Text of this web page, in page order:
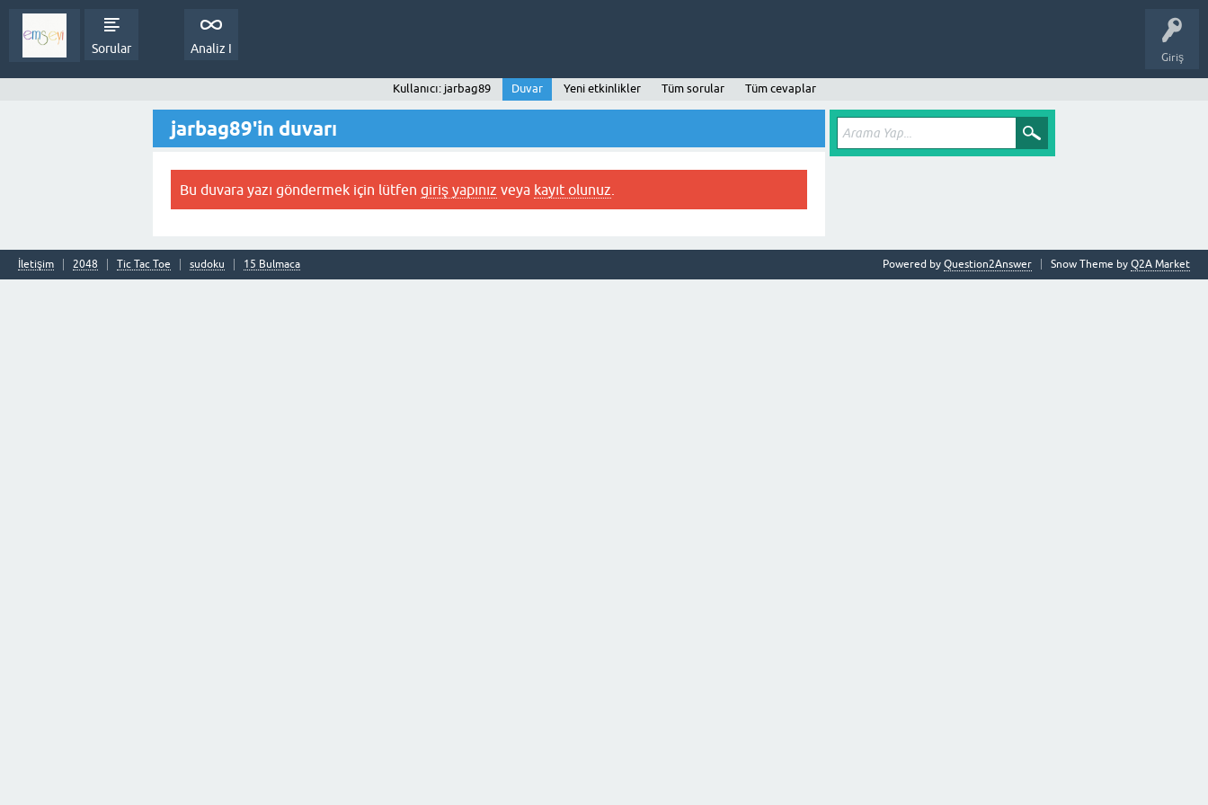
Giriş
Sorular Analiz I
Kullanıcı: jarbag89 Duvar Yeni etkinlikler Tüm sorular Tüm cevaplar
jarbag89'in duvarı
Bu duvara yazı göndermek için lütfen giriş yapınız veya kayıt olunuz
İletişim 2048 Tic Tac Toe sudoku 15 Bulmaca Snow Theme by Q2A Market
Powered by Question2Answer